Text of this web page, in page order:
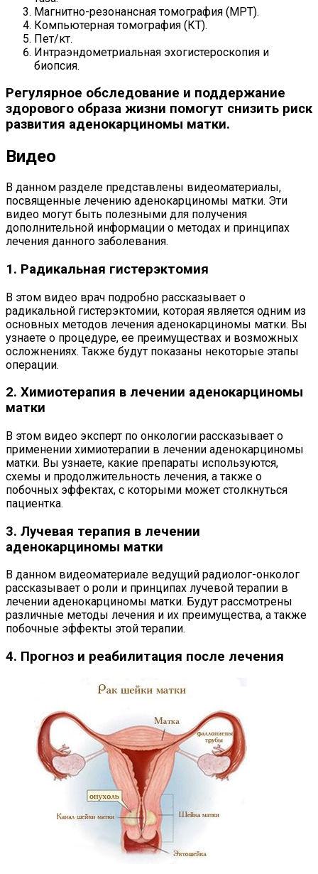
Магнитно-резонансная томография (МРТ).
Компьютерная томография (КТ).
Пет/кт.
Интраэндометриальная эхогистероскопия и
биопсия.
Регулярное обследование и поддержание
здорового образа жизни помогут снизить риск
развития аденокарциномы матки.
Видео
В данном разделе представлены видеоматериалы,
посвященные лечению аденокарциномы матки. Эти
видео могут быть полезными для получения
дополнительной информации о методах и принципах
лечения данного заболевания.
1. Радикальная гистерэктомия
В этом видео врач подробно рассказывает о
радикальной гистерэктомии, которая является одним из
основных методов лечения аденокарциномы матки. Вы
узнаете о процедуре, ее преимуществах и возможных
осложнениях. Также будут показаны некоторые этапы
операции.
2. Химиотерапия в лечении аденокарциномы
матки
В этом видео эксперт по онкологии рассказывает о
применении химиотерапии в лечении аденокарциномы
матки. Вы узнаете, какие препараты используются,
схемы и продолжительность лечения, а также о
побочных эффектах, с которыми может столкнуться
пациентка.
3. Лучевая терапия в лечении
аденокарциномы матки
В данном видеоматериале ведущий радиолог-онколог
рассказывает о роли и принципах лучевой терапии в
лечении аденокарциномы матки. Будут рассмотрены
различные методы лечения и их преимущества, а также
побочные эффекты этой терапии.
4. Прогноз и реабилитация после лечения